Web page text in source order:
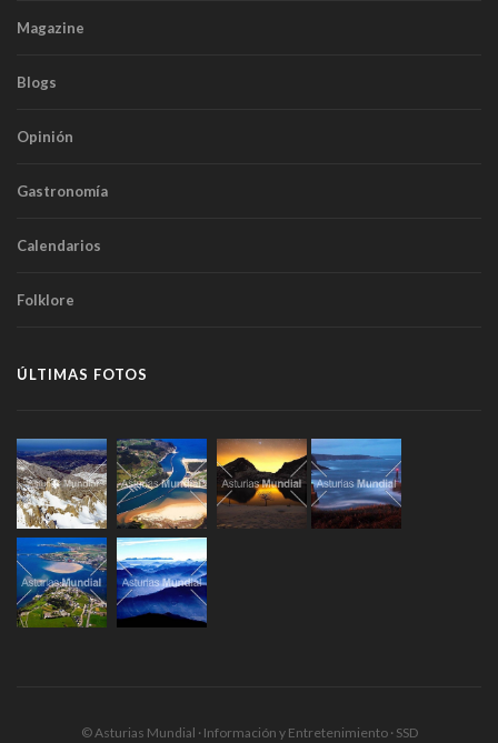
Magazine
Blogs
Opinión
Gastronomía
Calendarios
Folklore
ÚLTIMAS FOTOS
© Asturias Mundial · Información y Entretenimiento · SSD